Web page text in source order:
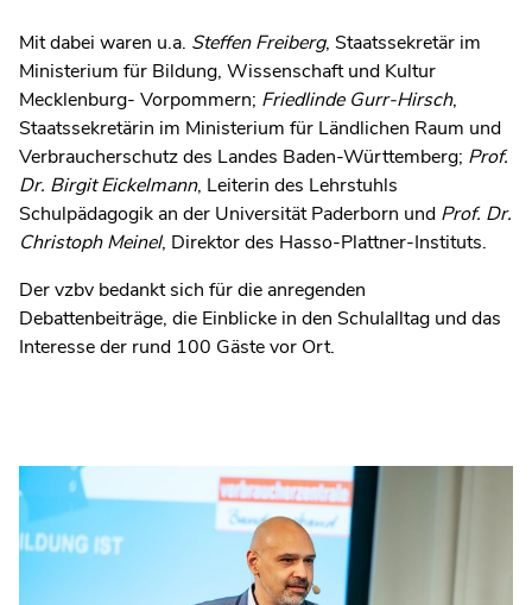
Mit dabei waren u.a. Steffen Freiberg, Staatssekretär im
Ministerium für Bildung, Wissenschaft und Kultur
Mecklenburg- Vorpommern; Friedlinde Gurr-Hirsch,
Staatssekretärin im Ministerium für Ländlichen Raum und
Verbraucherschutz des Landes Baden-Württemberg; Prof.
Dr. Birgit Eickelmann, Leiterin des Lehrstuhls
Schulpädagogik an der Universität Paderborn und Prof. Dr.
Christoph Meinel, Direktor des Hasso-Plattner-Instituts.
Der vzbv bedankt sich für die anregenden
Debattenbeiträge, die Einblicke in den Schulalltag und das
Interesse der rund 100 Gäste vor Ort.